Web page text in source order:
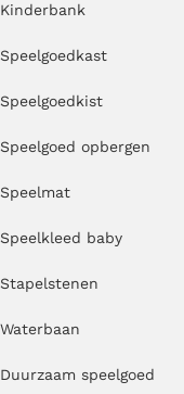
Kinderbank
Speelgoedkast
Speelgoedkist
Speelgoed opbergen
Speelmat
Speelkleed baby
Stapelstenen
Waterbaan
Duurzaam speelgoed